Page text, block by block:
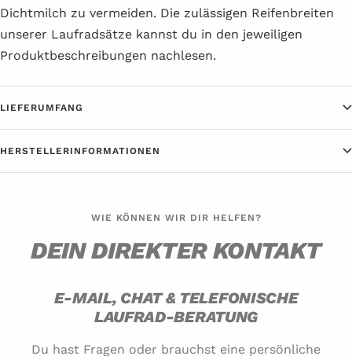
Dichtmilch zu vermeiden. Die zulässigen Reifenbreiten
unserer Laufradsätze kannst du in den jeweiligen
Produktbeschreibungen nachlesen.
LIEFERUMFANG
HERSTELLERINFORMATIONEN
WIE KÖNNEN WIR DIR HELFEN?
DEIN DIREKTER KONTAKT
E-MAIL, CHAT & TELEFONISCHE
LAUFRAD-BERATUNG
Du hast Fragen oder brauchst eine persönliche